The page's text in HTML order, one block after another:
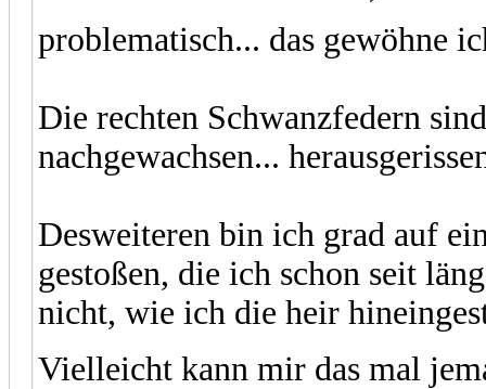
problematisch... das gewöhne
Die rechten Schwanzfedern
nachgewachsen...
Desweiteren bin ich grad auf
gestoßen, die ich schon seit
nicht, wie ich die heir
Vielleicht kann mir das mal